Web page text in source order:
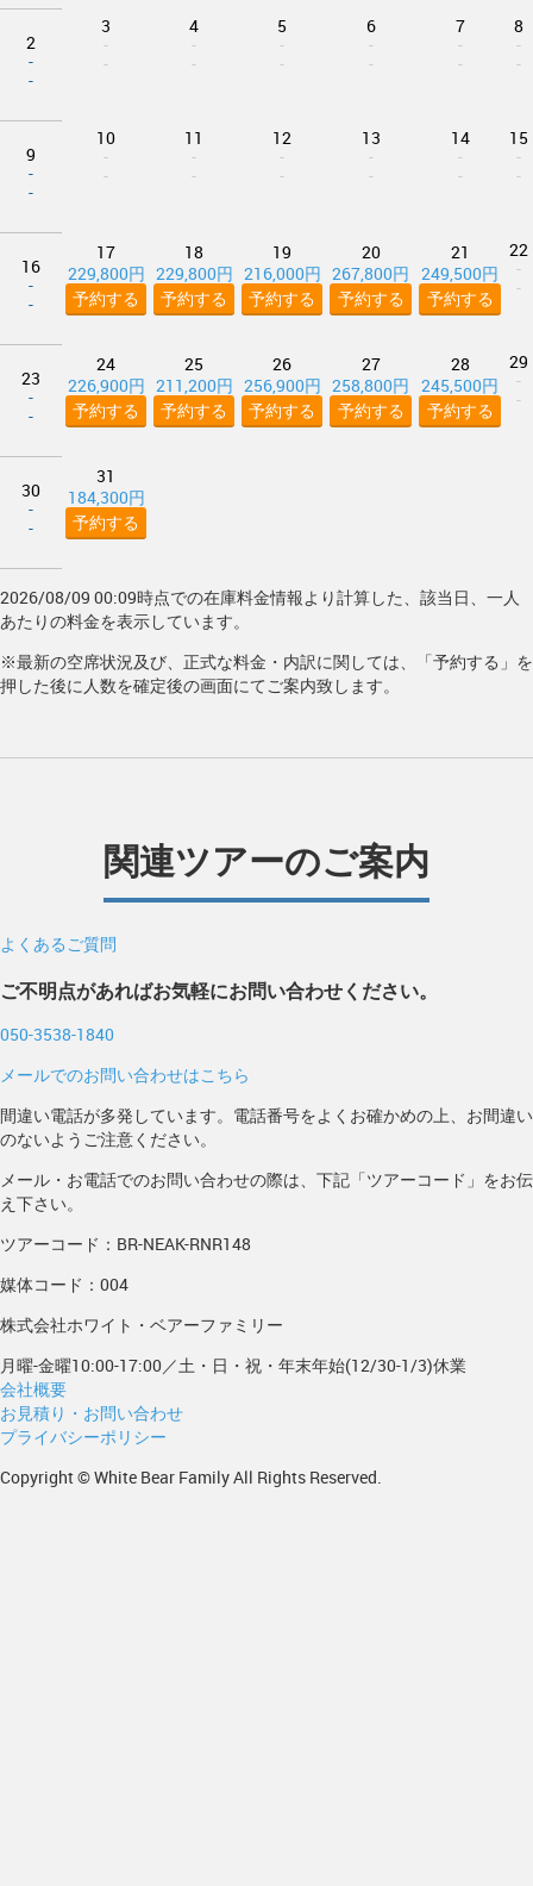
2
-
-
3
-
-
4
-
-
5
-
-
6
-
-
7
-
-
8
-
-
9
-
-
10
-
-
11
-
-
12
-
-
13
-
-
14
-
-
15
-
-
16
-
-
17
229,800円
予約する
18
229,800円
予約する
19
216,000円
予約する
20
267,800円
予約する
21
249,500円
予約する
22
-
-
23
-
-
24
226,900円
予約する
25
211,200円
予約する
26
256,900円
予約する
27
258,800円
予約する
28
245,500円
予約する
29
-
-
30
-
-
31
184,300円
予約する
2026/08/09 00:09時点での在庫料金情報より計算した、該当日、一人
あたりの料金を表示しています。
※最新の空席状況及び、正式な料金・内訳に関しては、「予約する」を
押した後に人数を確定後の画面にてご案内致します。
関連ツアーのご案内
よくあるご質問
ご不明点があればお気軽にお問い合わせください。
050-3538-1840
メールでのお問い合わせはこちら
間違い電話が多発しています。電話番号をよくお確かめの上、お間違い
のないようご注意ください。
メール・お電話でのお問い合わせの際は、下記「ツアーコード」をお伝
え下さい。
ツアーコード：BR-NEAK-RNR148
媒体コード：004
株式会社ホワイト・ベアーファミリー
月曜-金曜10:00-17:00／土・日・祝・年末年始(12/30-1/3)休業
会社概要
お見積り・お問い合わせ
プライバシーポリシー
Copyright © White Bear Family All Rights Reserved.